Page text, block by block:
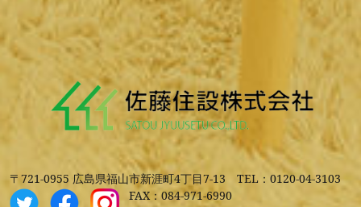
〒721-0955 広島県福山市新涯町4丁目7-13 TEL：0120-04-3103
FAX：084-971-6990